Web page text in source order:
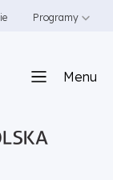
Programy
Menu